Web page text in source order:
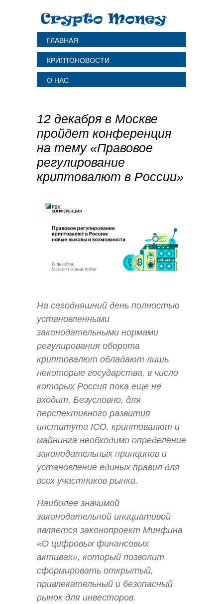
ГЛАВНАЯ
КРИПТОНОВОСТИ
О НАС
12 декабря в Москве
пройдет конференция
на тему «Правовое
регулирование
криптовалют в России»
На сегодняшний день полностью
установленными
законодательными нормами
регулирования оборота
криптовалют обладают лишь
некоторые государства, в число
которых Россия пока еще не
входит. Безусловно, для
перспективного развития
института ICO, криптовалют и
майнинга необходимо определение
законодательных принципов и
установление единых правил для
всех участников рынка.
Наиболее значимой
законодательной инициативой
является законопроект Минфина
«О цифровых финансовых
активах», который позволит
сформировать открытый,
привлекательный и безопасный
рынок для инвесторов.